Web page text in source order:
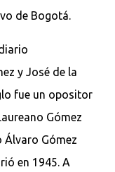
de Bogotá.
y José de la
fue un opositor
Gómez
Álvaro Gómez
en 1945. A